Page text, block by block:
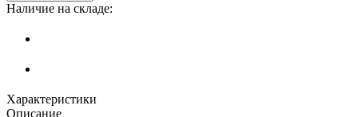
Наличие на складе:
Характеристики
Описание